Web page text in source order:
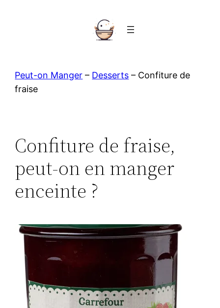
Peut-on Manger – Desserts – Confiture de
fraise
Confiture de fraise,
peut-on en manger
enceinte ?